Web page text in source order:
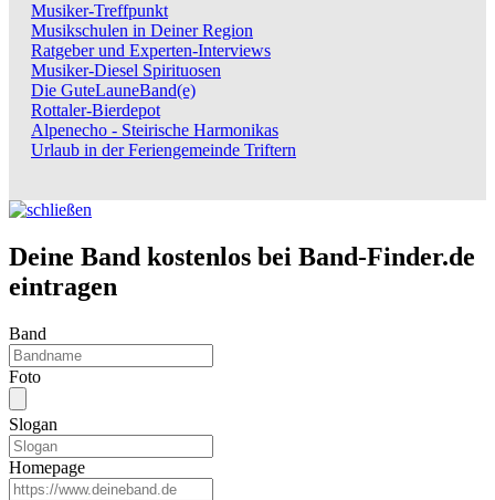
Musiker-Treffpunkt
Musikschulen in Deiner Region
Ratgeber und Experten-Interviews
Musiker-Diesel Spirituosen
Die GuteLauneBand(e)
Rottaler-Bierdepot
Alpenecho - Steirische Harmonikas
Urlaub in der Feriengemeinde Triftern
Deine Band kostenlos bei Band-Finder.de
eintragen
Band
Foto
Slogan
Homepage